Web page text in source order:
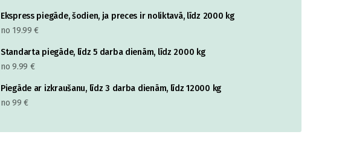
Ekspress piegāde, šodien, ja preces ir noliktavā, līdz 2000 kg
no 19.99 €
Standarta piegāde, līdz 5 darba dienām, līdz 2000 kg
no 9.99 €
Piegāde ar izkraušanu, līdz 3 darba dienām, līdz 12000 kg
no 99 €